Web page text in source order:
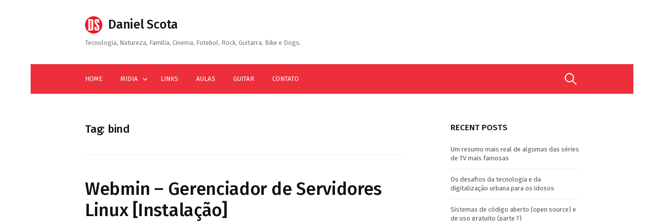
Daniel Scota
Tecnologia, Natureza, Familia, Cinema, Futebol, Rock, Guitarra, Bike e Dogs.
HOME MIDIA LINKS AULAS GUITAR CONTATO Search
Tag: bind
Webmin – Gerenciador de Servidores
Linux [Instalação]
RECENT POSTS
Um resumo mais real de algumas das séries
de TV mais famosas
Os desafios da tecnologia e da
digitalização urbana para os idosos
Sistemas de código aberto (open source) e
de uso gratuito (parte 7)